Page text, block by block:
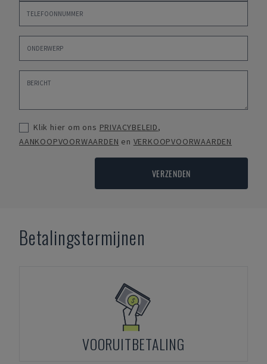
Klik hier om ons PRIVACYBELEID,
AANKOOPVOORWAARDEN en VERKOOPVOORWAARDEN
VERZENDEN
Betalingstermijnen
VOORUITBETALING